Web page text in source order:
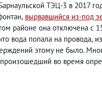
ТЭЦ-3 в 2017
, вырвавшийся из-под
районе она отключена с
вода попала на провода,
этому не было.
во время